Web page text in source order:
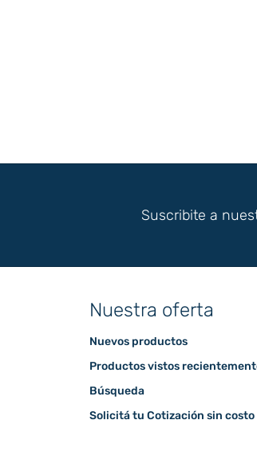
Suscribite a
Nuestra oferta
Nuevos productos
Productos vistos
Búsqueda
Solicitá tu Cotización sin costo